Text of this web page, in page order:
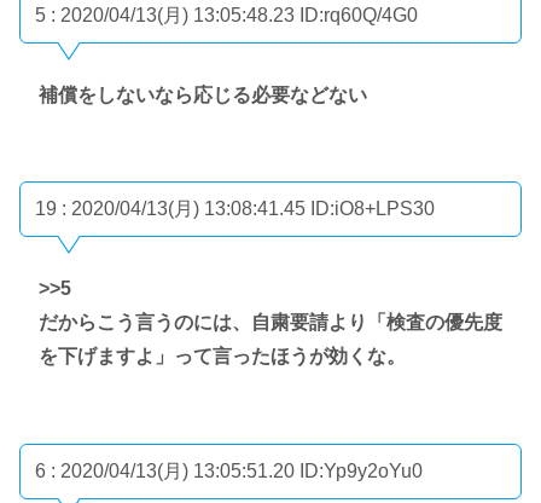
5 : 2020/04/13(月) 13:05:48.23 ID:rq60Q/4G0
補償をしないなら応じる必要などない
19 : 2020/04/13(月) 13:08:41.45 ID:iO8+LPS30
>>5
だからこう言うのには、自粛要請より「検査の優先度
を下げますよ」って言ったほうが効くな。
6 : 2020/04/13(月) 13:05:51.20 ID:Yp9y2oYu0